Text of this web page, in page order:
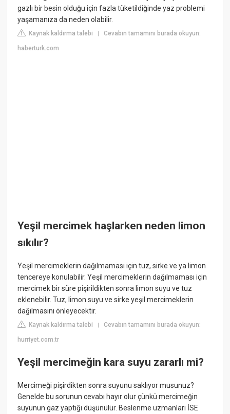
gazlı bir besin olduğu için fazla tüketildiğinde yaz problemi
yaşamanıza da neden olabilir.
Kaynak kaldırma talebi |Cevabın tamamını burada okuyun:
haberturk.com
Yeşil mercimek haşlarken neden limon
sıkılır?
Yeşil mercimeklerin dağılmaması için tuz, sirke ve ya limon
tencereye konulabilir. Yeşil mercimeklerin dağılmaması için
mercimek bir süre pişirildikten sonra limon suyu ve tuz
eklenebilir. Tuz, limon suyu ve sirke yeşil mercimeklerin
dağılmasını önleyecektir.
Kaynak kaldırma talebi |Cevabın tamamını burada okuyun:
hurriyet.com.tr
Yeşil mercimeğin kara suyu zararlı mi?
Mercimeği pişirdikten sonra suyunu saklıyor musunuz?
Genelde bu sorunun cevabı hayır olur çünkü mercimeğin
suyunun gaz yaptığı düşünülür. Beslenme uzmanları İSE